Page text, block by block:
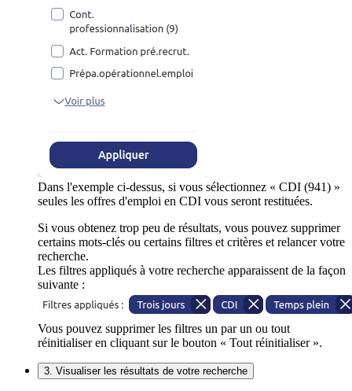
Dans l'exemple ci-dessus, si vous sélectionnez « CDI (941) »
seules les offres d'emploi en CDI vous seront restituées.
Si vous obtenez trop peu de résultats, vous pouvez supprimer
certains mots-clés ou certains filtres et critères et relancer votre
recherche.
Les filtres appliqués à votre recherche apparaissent de la façon
suivante :
Vous pouvez supprimer les filtres un par un ou tout
réinitialiser en cliquant sur le bouton « Tout réinitialiser ».
3. Visualiser les résultats de votre recherche